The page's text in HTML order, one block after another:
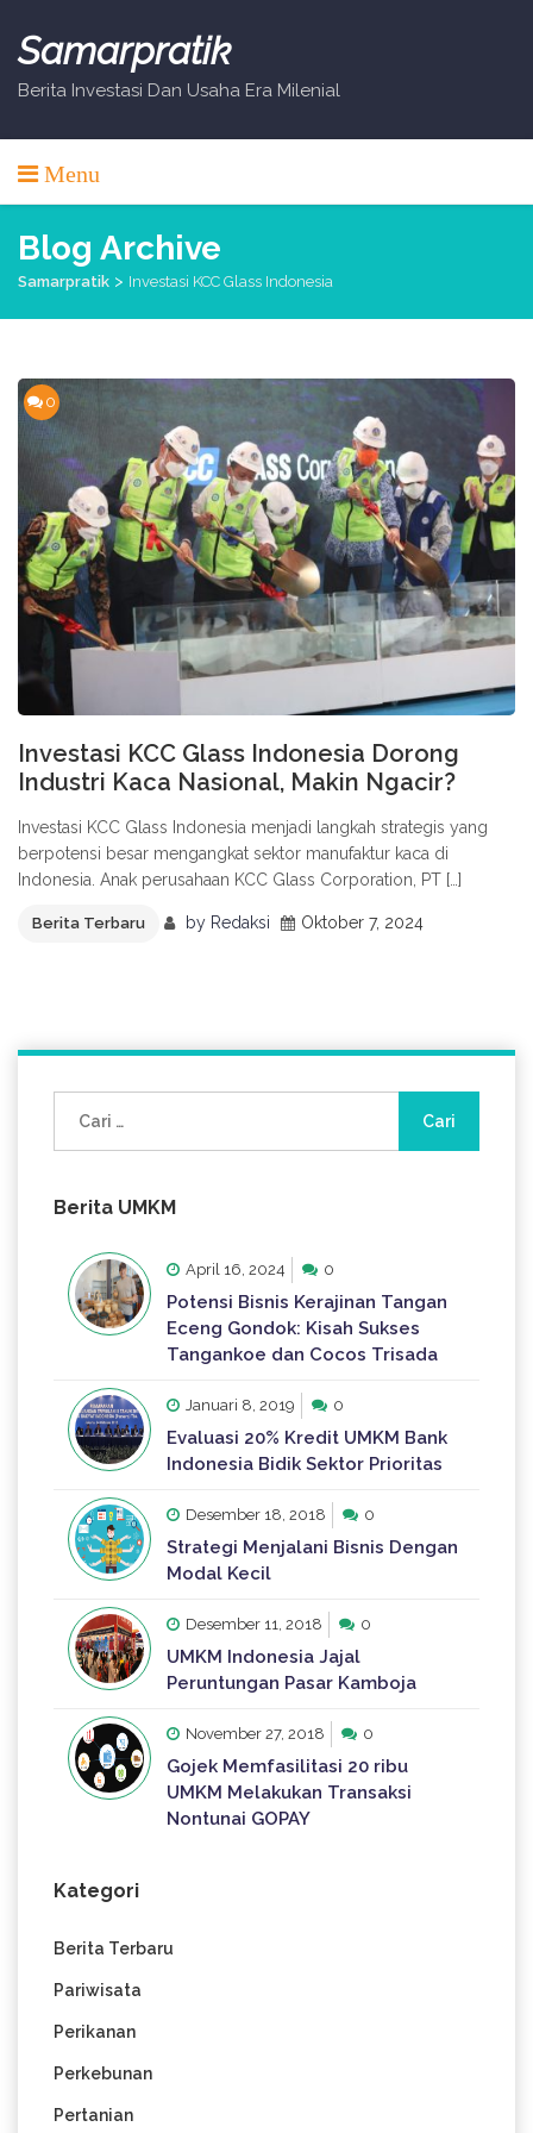
content
Samarpratik
Berita Investasi Dan Usaha Era Milenial
Menu
Blog Archive
Samarpratik > Investasi KCC Glass Indonesia
0
Investasi KCC Glass Indonesia Dorong
Industri Kaca Nasional, Makin Ngacir?
Investasi KCC Glass Indonesia menjadi langkah strategis yang
berpotensi besar mengangkat sektor manufaktur kaca di
Indonesia. Anak perusahaan KCC Glass Corporation, PT […]
Berita Terbaru by Redaksi Oktober 7, 2024
untuk:
Berita UMKM
April 16, 2024 0
Potensi Bisnis Kerajinan Tangan
Eceng Gondok: Kisah Sukses
Tangankoe dan Cocos Trisada
Januari 8, 2019 0
Evaluasi 20% Kredit UMKM Bank
Indonesia Bidik Sektor Prioritas
Desember 18, 2018 0
Strategi Menjalani Bisnis Dengan
Modal Kecil
Desember 11, 2018 0
UMKM Indonesia Jajal
Peruntungan Pasar Kamboja
November 27, 2018 0
Gojek Memfasilitasi 20 ribu
UMKM Melakukan Transaksi
Nontunai GOPAY
Kategori
Berita Terbaru
Pariwisata
Perikanan
Perkebunan
Pertanian